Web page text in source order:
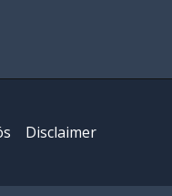
Disclaimer